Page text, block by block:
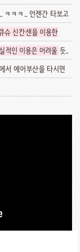
ㅋㅋㅋ.. 언젠간 타보고
슈 신칸센을 이용한
적인 이용은 어려울 듯..
서 에어부산을 타시면